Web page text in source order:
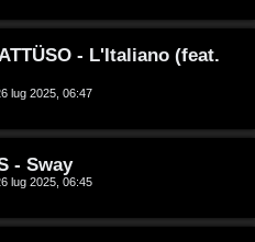
- L'Italiano (feat.
lug 2025, 06:47
- Sway
lug 2025, 06:45